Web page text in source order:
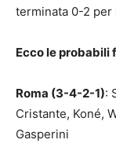
terminata 0-2 per
Ecco le probabili
Roma (3-4-2-1):
Cristante, Koné,
Gasperini